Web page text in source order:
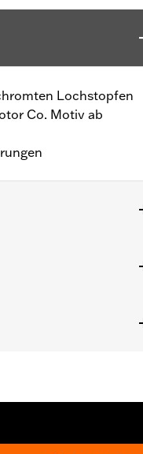
Lochstopfen
Co. Motiv ab